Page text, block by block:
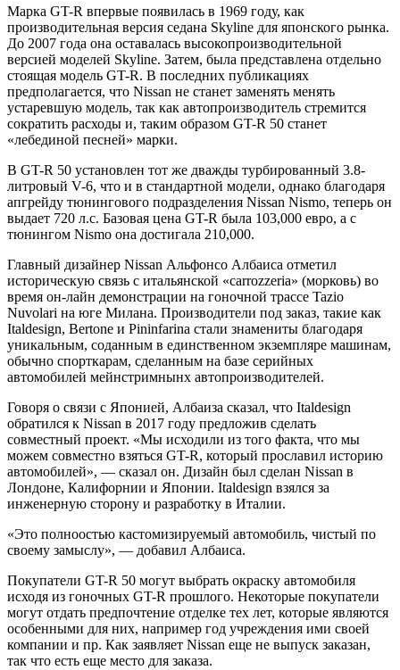
Марка GT-R впервые появилась в 1969 году, как
производительная версия седана Skyline для японского рынка.
До 2007 года она оставалась высокопроизводительной
версией моделей Skyline. Затем, была представлена отдельно
стоящая модель GT-R. В последних публикациях
предполагается, что Nissan не станет заменять менять
устаревшую модель, так как автопроизводитель стремится
сократить расходы и, таким образом GT-R 50 станет
«лебединой песней» марки.
В GT-R 50 установлен тот же дважды турбированный 3.8-
литровый V-6, что и в стандартной модели, однако благодаря
апгрейду тюнингового подразделения Nissan Nismo, теперь он
выдает 720 л.с. Базовая цена GT-R была 103,000 евро, а с
тюнингом Nismo она достигала 210,000.
Главный дизайнер Nissan Альфонсо Албаиса отметил
историческую связь с итальянской «carrozzeria» (морковь) во
время он-лайн демонстрации на гоночной трассе Tazio
Nuvolari на юге Милана. Производители под заказ, такие как
Italdesign, Bertone и Pininfarina стали знамениты благодаря
уникальным, соданным в единственном экземпляре машинам,
обычно спорткарам, сделанным на базе серийных
автомобилей мейнстримнынх автопроизводителей.
Говоря о связи с Японией, Албаиза сказал, что Italdesign
обратился к Nissan в 2017 году предложив сделать
совместный проект. «Мы исходили из того факта, что мы
можем совместно взяться GT-R, который прославил историю
автомобилей», — сказал он. Дизайн был сделан Nissan в
Лондоне, Калифорнии и Японии. Italdesign взялся за
инженерную сторону и разработку в Италии.
«Это полноостью кастомизируемый автомобиль, чистый по
своему замыслу», — добавил Албаиса.
Покупатели GT-R 50 могут выбрать окраску автомобиля
исходя из гоночных GT-R прошлого. Некоторые покупатели
могут отдать предпочтение отделке тех лет, которые являются
особенными для них, например год учреждения ими своей
компании и пр. Как заявляет Nissan еще не выпуск заказан,
так что есть еще место для заказа.